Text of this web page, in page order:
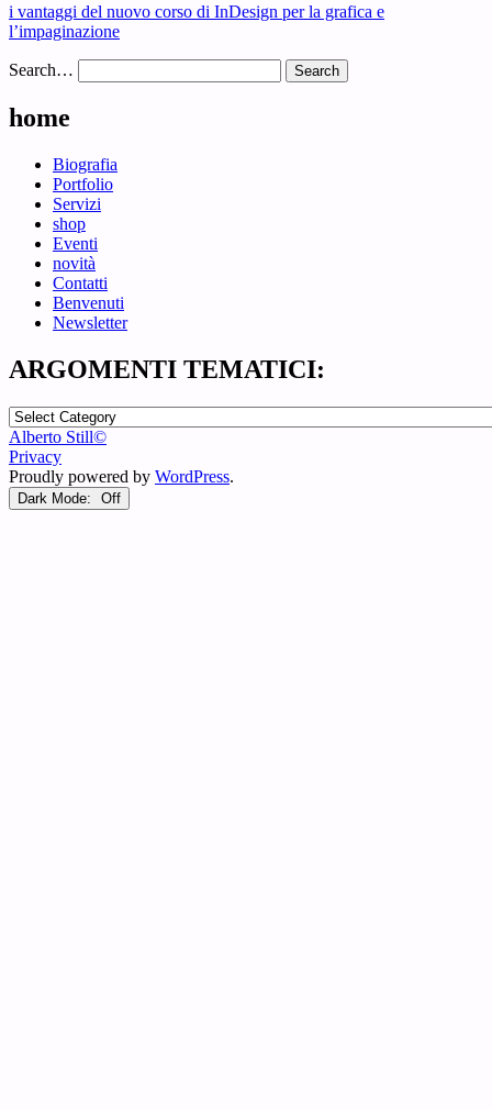
i vantaggi del nuovo corso di InDesign per la grafica e
l’impaginazione
Search…
home
Biografia
Portfolio
Servizi
shop
Eventi
novità
Contatti
Benvenuti
Newsletter
ARGOMENTI TEMATICI:
ARGOMENTI
TEMATICI:
Alberto Still©
Privacy
Proudly powered by WordPress.
Dark Mode: